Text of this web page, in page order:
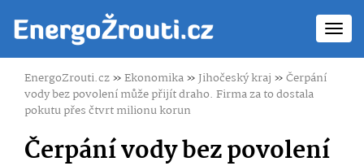
EnergoZrouti.cz»Ekonomika» Jihočeský kraj »Čerpání
vody bez povolení může přijít draho. Firma za to dostala
pokutu přes čtvrt milionu korun
Čerpání vody bez povolení